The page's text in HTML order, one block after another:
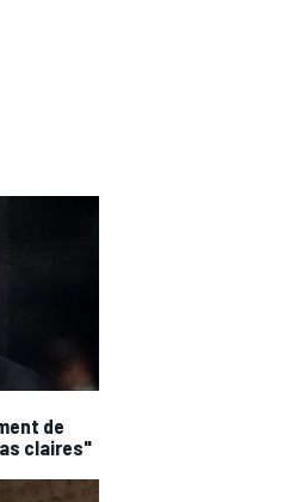
de
claires"